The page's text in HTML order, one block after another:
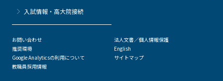
⼊試情報・高大院接続
お問い合わせ
推奨環境
Google Analyticsの利用について
教職員採用情報
法人文書／個人情報保護
English
サイトマップ